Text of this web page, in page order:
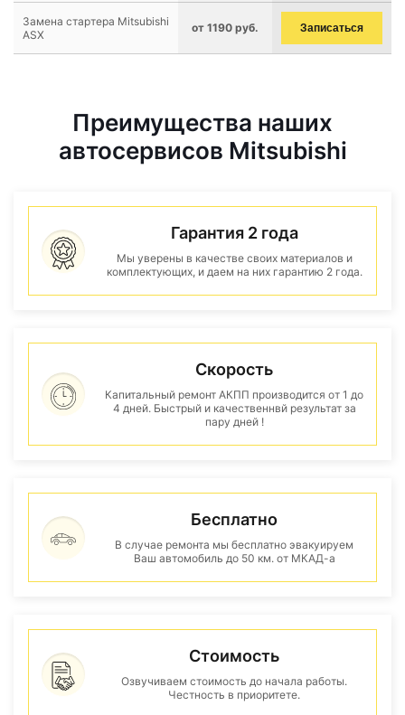
Замена стартера Mitsubishi
ASX
от 1190 руб. Записаться
Преимущества наших
автосервисов Mitsubishi
Гарантия 2 года
Мы уверены в качестве своих материалов и
комплектующих, и даем на них гарантию 2 года.
Скорость
Капитальный ремонт АКПП производится от 1 до
4 дней. Быстрый и качественнвй результат за
пару дней !
Бесплатно
В случае ремонта мы бесплатно эвакуируем
Ваш автомобиль до 50 км. от МКАД-а
Стоимость
Озвучиваем стоимость до начала работы.
Честность в приоритете.